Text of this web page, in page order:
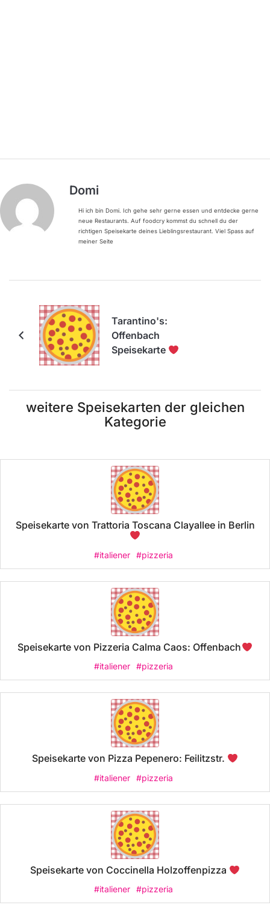
Domi
Hi ich bin Domi. Ich gehe sehr gerne essen und entdecke gerne
neue Restaurants. Auf foodcry kommst du schnell du der
richtigen Speisekarte deines Lieblingsrestaurant. Viel Spass auf
meiner Seite
Tarantino's:
Offenbach
Speisekarte
weitere Speisekarten der gleichen
Kategorie
Speisekarte von Trattoria Toscana Clayallee in Berlin
#italiener #pizzeria
Speisekarte von Pizzeria Calma Caos: Offenbach
#italiener #pizzeria
Speisekarte von Pizza Pepenero: Feilitzstr.
#italiener #pizzeria
Speisekarte von Coccinella Holzoffenpizza
#italiener #pizzeria